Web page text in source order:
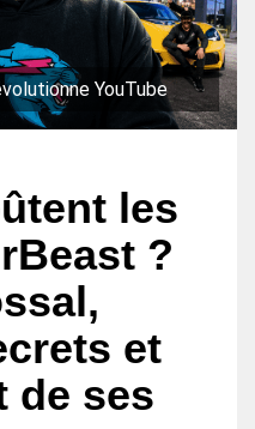
YouTube
les
?
et
de ses